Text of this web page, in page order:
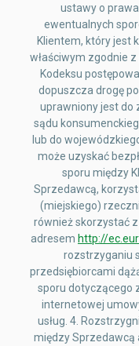
ustawy o
ewentualnych
Klientem, który jest
właściwym zgodnie
Kodeksu
dopuszcza drogę
uprawniony jest do
sądu
lub do
może uzyskać
sporu między
Sprzedawcą,
(miejskiego)
również skorzystać
adresem http://
rozstrzyganiu
przedsiębiorcami
sporu dotyczącego
internetowej
usług. 4.
między Sprzedawcą